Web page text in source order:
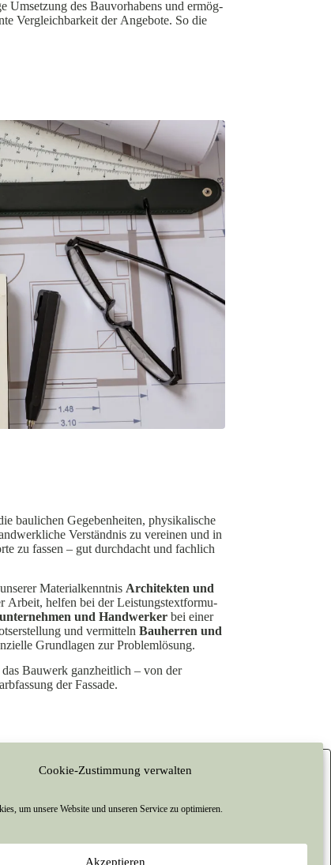
Cookie-Zustimmung verwalten
um unsere Website und unseren Service zu optimieren.
Akzeptieren
Umsetzung des Bauvor­habens und ermög­
Vergleich­barkeit der Angebote. So die
baulichen Gegeben­heiten, physi­ka­lische
Verständnis zu vereinen und in
zu fassen – gut durch­dacht und fachlich
Materi­al­kenntnis Archi­tekten und
Arbeit, helfen bei der Leistungs­text­for­mu­
und Handwerker bei einer
und vermittelnBauherren und
Grund­lagen zur Problemlösung.
Bauwerk ganzheitlich – von der
der Fassade.
688 800
Startseite
Kontakt